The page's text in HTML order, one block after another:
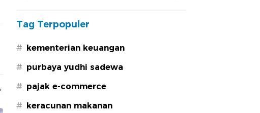
Tag Terpopuler
# kementerian keuangan
# purbaya yudhi sadewa
# pajak e-commerce
# keracunan makanan